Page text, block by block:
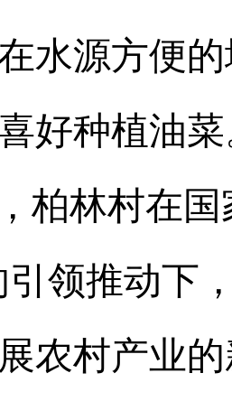
水源方便
好种植油
柏林村在国
引领推动下
农村产业